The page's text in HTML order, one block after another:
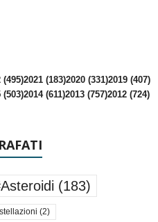
(495)2021 (183)2020 (331)2019 (407)
(503)2014 (611)2013 (757)2012 (724)
(183)
(2)